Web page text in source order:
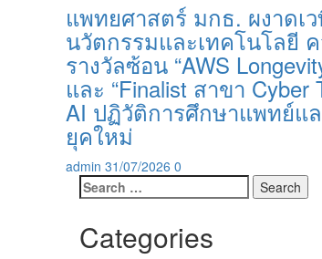
แพทยศาสตร์ มกธ. ผงาดเ
นวัตกรรมและเทคโนโลยี
รางวัลซ้อน “AWS
และ “Finalist สาขา Cyber
AI ปฏิวัติการศึกษาแพทย์แ
ยุคใหม่
admin 31/07/2026 0
Search
for:
Categories